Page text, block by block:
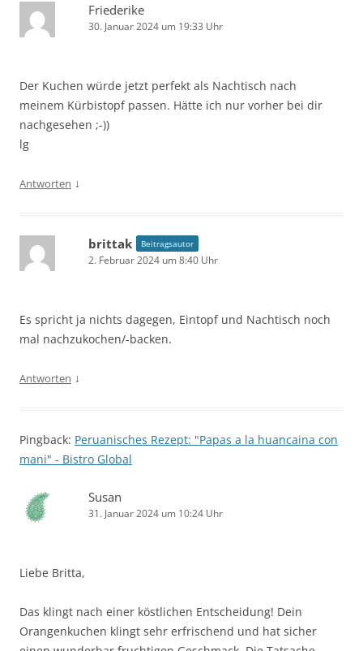
Friederike
30. Januar 2024 um 19:33 Uhr
Der Kuchen würde jetzt perfekt als Nachtisch nach
meinem Kürbistopf passen. Hätte ich nur vorher bei dir
nachgesehen ;-))
lg
Antworten ↓
brittak Beitragsautor
2. Februar 2024 um 8:40 Uhr
Es spricht ja nichts dagegen, Eintopf und Nachtisch noch
mal nachzukochen/-backen.
Antworten ↓
Pingback: Peruanisches Rezept: "Papas a la huancaina con
mani" - Bistro Global
Susan
31. Januar 2024 um 10:24 Uhr
Liebe Britta,
Das klingt nach einer köstlichen Entscheidung! Dein
Orangenkuchen klingt sehr erfrischend und hat sicher